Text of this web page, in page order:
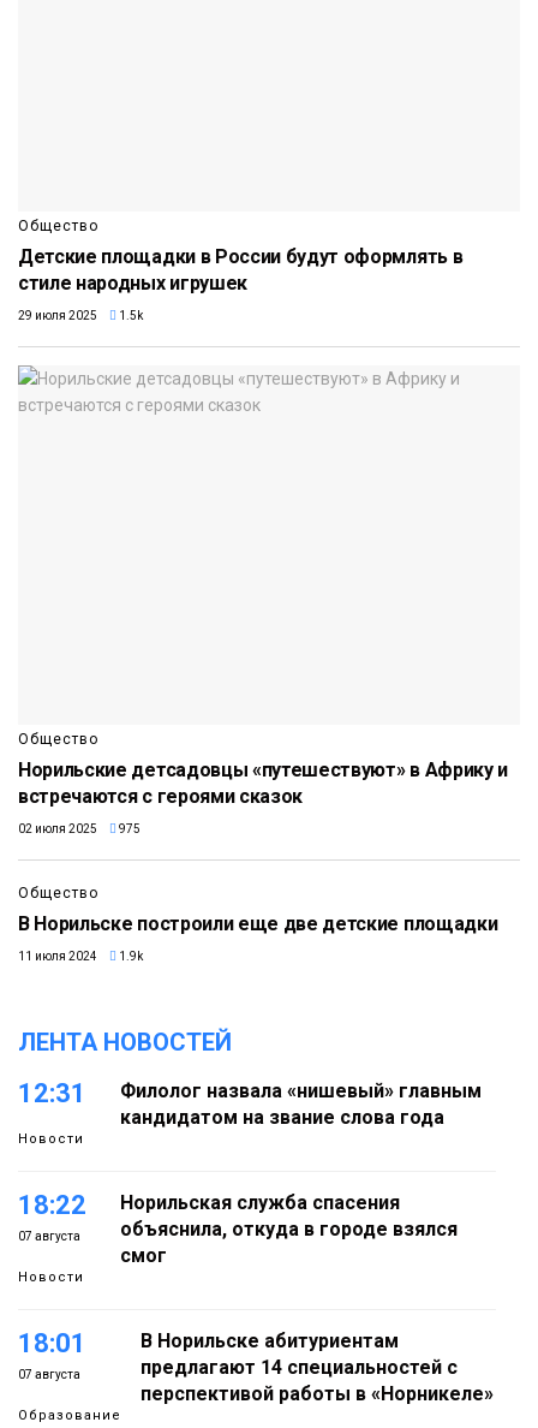
Общество
Детские площадки в России будут оформлять в
стиле народных игрушек
29 июля 2025 1.5k
Общество
Норильские детсадовцы «путешествуют» в Африку и
встречаются с героями сказок
02 июля 2025 975
Общество
В Норильске построили еще две детские площадки
11 июля 2024 1.9k
ЛЕНТА НОВОСТЕЙ
12:31
Новости
Филолог назвала «нишевый» главным
кандидатом на звание слова года
18:22
07 августа
Новости
Норильская служба спасения
объяснила, откуда в городе взялся
смог
18:01
07 августа
Образование
В Норильске абитуриентам
предлагают 14 специальностей с
перспективой работы в «Норникеле»